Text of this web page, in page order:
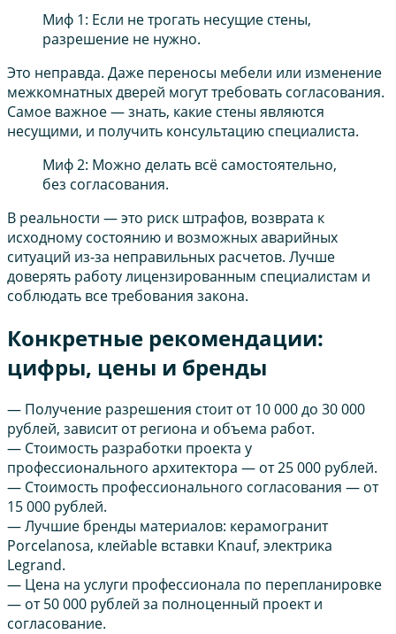
Миф 1: Если не трогать несущие стены,
разрешение не нужно.
Это неправда. Даже переносы мебели или изменение
межкомнатных дверей могут требовать согласования.
Самое важное — знать, какие стены являются
несущими, и получить консультацию специалиста.
Миф 2: Можно делать всё самостоятельно,
без согласования.
В реальности — это риск штрафов, возврата к
исходному состоянию и возможных аварийных
ситуаций из-за неправильных расчетов. Лучше
доверять работу лицензированным специалистам и
соблюдать все требования закона.
Конкретные рекомендации:
цифры, цены и бренды
— Получение разрешения стоит от 10 000 до 30 000
рублей, зависит от региона и объема работ.
— Стоимость разработки проекта у
профессионального архитектора — от 25 000 рублей.
— Стоимость профессионального согласования — от
15 000 рублей.
— Лучшие бренды материалов: керамогранит
Porcelanosa, клейable вставки Knauf, электрика
Legrand.
— Цена на услуги профессионала по перепланировке
— от 50 000 рублей за полноценный проект и
согласование.